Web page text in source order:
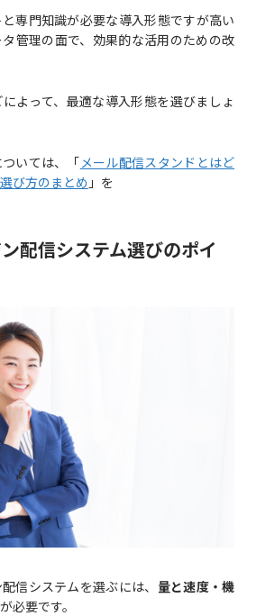
専門知識が必要な導入形態ですが高い
管理の面で、効果的な活用のための改
よって、最適な導入形態を選びましょ
いては、「メール配信スタンドとはど
び方のまとめ 」を
配信システム選びのポイ
信システムを選ぶには、 量と速度・機
必要です。